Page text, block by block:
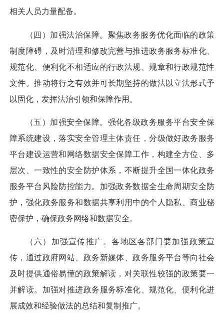
相关人员力量配备。
（四）加强法治保障。 聚焦政务服务优化面临的政策
制度障碍，及时清理和修改完善与推进政务服务标准化、
规范化、便利化不相适应的行政法规、规章和行政规范性
文件。推动将行之有效并可长期坚持的做法以立法形式予
以固化，发挥法治引领和保障作用。
（五）加强安全保障。 强化各级政务服务平台安全保
障系统建设，落实安全管理主体责任，分级做好政务服务
平台建设运营和网络数据安全保障工作，构建全方位、多
层次、一致性的安全防护体系，不断提升全国一体化政务
服务平台风险防控能力。加强政务数据全生命周期安全防
护，强化政务服务和数据共享利用中的个人隐私、商业秘
密保护，确保政务网络和数据安全。
（六）加强宣传推广。各地区各部门要加强政策宣
传，通过政府网站、政务新媒体、政务服务平台等向社会
及时提供通俗易懂的政策解读，对关联性较强的政策要一
并解读。加强对推进政务服务标准化、规范化、便利化进
展成效和经验做法的总结和复制推广。